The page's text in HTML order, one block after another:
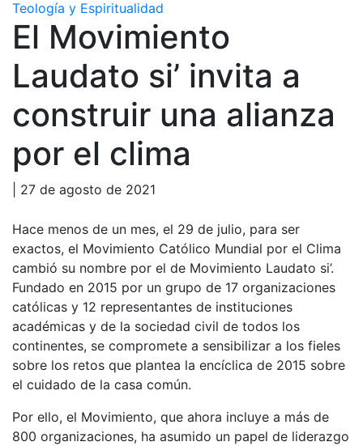
Teología y Espiritualidad
El Movimiento
Laudato si’ invita a
construir una alianza
por el clima
| 27 de agosto de 2021
Hace menos de un mes, el 29 de julio, para ser
exactos, el Movimiento Católico Mundial por el Clima
cambió su nombre por el de Movimiento Laudato si’.
Fundado en 2015 por un grupo de 17 organizaciones
católicas y 12 representantes de instituciones
académicas y de la sociedad civil de todos los
continentes, se compromete a sensibilizar a los fieles
sobre los retos que plantea la encíclica de 2015 sobre
el cuidado de la casa común.
Por ello, el Movimiento, que ahora incluye a más de
800 organizaciones, ha asumido un papel de liderazgo